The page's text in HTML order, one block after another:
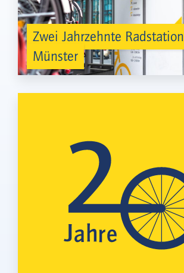
Zwei Jahrzehnte Radstation
Münster